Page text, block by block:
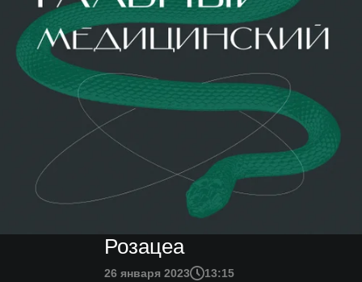
Розацеа
26 января 2023 13:15